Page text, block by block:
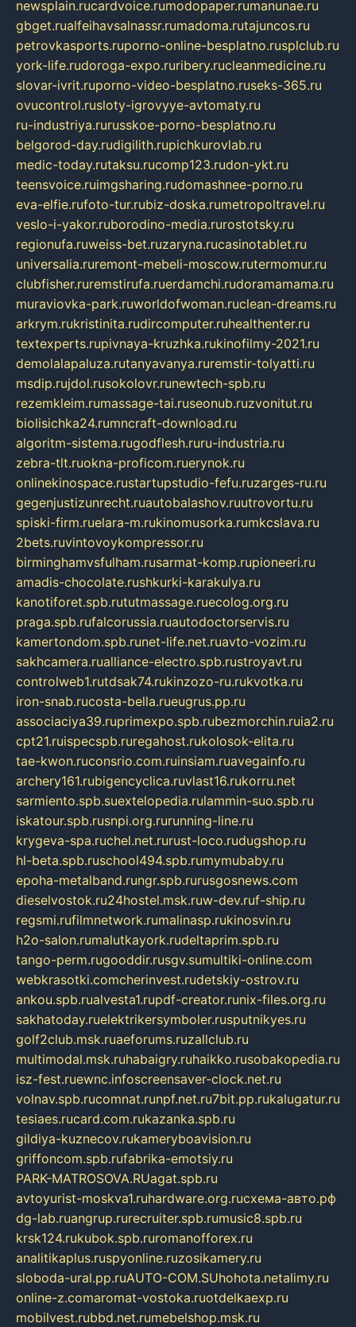
newsplain.rucardvoice.rumodopaper.rumanunae.ru
gbget.rualfeihavsalnassr.rumadoma.rutajuncos.ru
petrovkasports.ruporno-online-besplatno.rusplclub.ru
york-life.rudoroga-expo.ruribery.rucleanmedicine.ru
slovar-ivrit.ruporno-video-besplatno.ruseks-365.ru
ovucontrol.rusloty-igrovyye-avtomaty.ru
ru-industriya.rurusskoe-porno-besplatno.ru
belgorod-day.rudigilith.rupichkurovlab.ru
medic-today.rutaksu.rucomp123.rudon-ykt.ru
teensvoice.ruimgsharing.rudomashnee-porno.ru
eva-elfie.rufoto-tur.rubiz-doska.rumetropoltravel.ru
veslo-i-yakor.ruborodino-media.rurostotsky.ru
regionufa.ruweiss-bet.ruzaryna.rucasinotablet.ru
universalia.ruremont-mebeli-moscow.rutermomur.ru
clubfisher.ruremstirufa.ruerdamchi.rudoramamama.ru
muraviovka-park.ruworldofwoman.ruclean-dreams.ru
arkrym.rukristinita.rudircomputer.ruhealthenter.ru
textexperts.rupivnaya-kruzhka.rukinofilmy-2021.ru
demolalapaluza.rutanyavanya.ruremstir-tolyatti.ru
msdip.rujdol.rusokolovr.runewtech-spb.ru
rezemkleim.rumassage-tai.ruseonub.ruzvonitut.ru
biolisichka24.rumncraft-download.ru
algoritm-sistema.rugodflesh.ruru-industria.ru
zebra-tlt.ruokna-proficom.ruerynok.ru
onlinekinospace.rustartupstudio-fefu.ruzarges-ru.ru
gegenjustizunrecht.ruautobalashov.ruutrovortu.ru
spiski-firm.ruelara-m.rukinomusorka.rumkcslava.ru
2bets.ruvintovoykompressor.ru
birminghamvsfulham.rusarmat-komp.rupioneeri.ru
amadis-chocolate.rushkurki-karakulya.ru
kanotiforet.spb.rututmassage.ruecolog.org.ru
praga.spb.rufalcorussia.ruautodoctorservis.ru
kamertondom.spb.runet-life.net.ruavto-vozim.ru
sakhcamera.rualliance-electro.spb.rustroyavt.ru
controlweb1.rutdsak74.rukinzozo-ru.rukvotka.ru
iron-snab.rucosta-bella.rueugrus.pp.ru
associaciya39.ruprimexpo.spb.rubezmorchin.ruia2.ru
cpt21.ruispecspb.ruregahost.rukolosok-elita.ru
tae-kwon.ruconsrio.com.ruinsiam.ruavegainfo.ru
archery161.rubigencyclica.ruvlast16.rukorru.net
sarmiento.spb.suextelopedia.rulammin-suo.spb.ru
iskatour.spb.rusnpi.org.rurunning-line.ru
krygeva-spa.ruchel.net.rurust-loco.rudugshop.ru
hl-beta.spb.ruschool494.spb.rumymubaby.ru
epoha-metalband.rungr.spb.rurusgosnews.com
dieselvostok.ru24hostel.msk.ruw-dev.ruf-ship.ru
regsmi.rufilmnetwork.rumalinasp.rukinosvin.ru
h2o-salon.rumalutkayork.rudeltaprim.spb.ru
tango-perm.rugooddir.rusgv.sumultiki-online.com
webkrasotki.comcherinvest.rudetskiy-ostrov.ru
ankou.spb.rualvesta1.rupdf-creator.runix-files.org.ru
sakhatoday.ruelektrikersymboler.rusputnikyes.ru
golf2club.msk.ruaeforums.ruzallclub.ru
multimodal.msk.ruhabaigry.ruhaikko.rusobakopedia.ru
isz-fest.ruewnc.infoscreensaver-clock.net.ru
volnav.spb.rucomnat.runpf.net.ru7bit.pp.rukalugatur.ru
tesiaes.rucard.com.rukazanka.spb.ru
gildiya-kuznecov.rukameryboavision.ru
griffoncom.spb.rufabrika-emotsiy.ru
PARK-MATROSOVA.RUagat.spb.ru
avtoyurist-moskva1.ruhardware.org.ruсхема-авто.рф
dg-lab.ruangrup.rurecruiter.spb.rumusic8.spb.ru
krsk124.rukubok.spb.ruromanofforex.ru
analitikaplus.ruspyonline.ruzosikamery.ru
sloboda-ural.pp.ruAUTO-COM.SUhohota.netalimy.ru
online-z.comaromat-vostoka.ruotdelkaexp.ru
mobilvest.rubbd.net.rumebelshop.msk.ru